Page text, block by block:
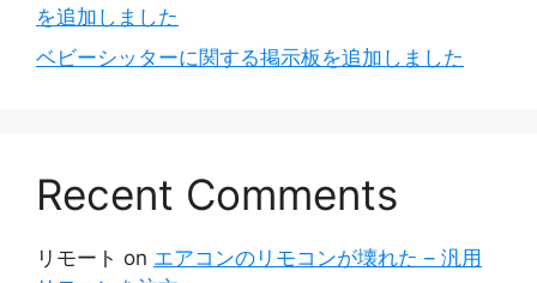
を追加しました
ベビーシッターに関する掲示板を追加しました
Recent Comments
リモート on エアコンのリモコンが壊れた – 汎用